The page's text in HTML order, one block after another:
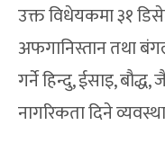
उक्त विधेयकमा ३१
अफगानिस्तान तथा
गर्ने हिन्दु, ईसाइ,
नागरिकता दिने